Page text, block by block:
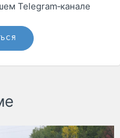
Telegram‑канале